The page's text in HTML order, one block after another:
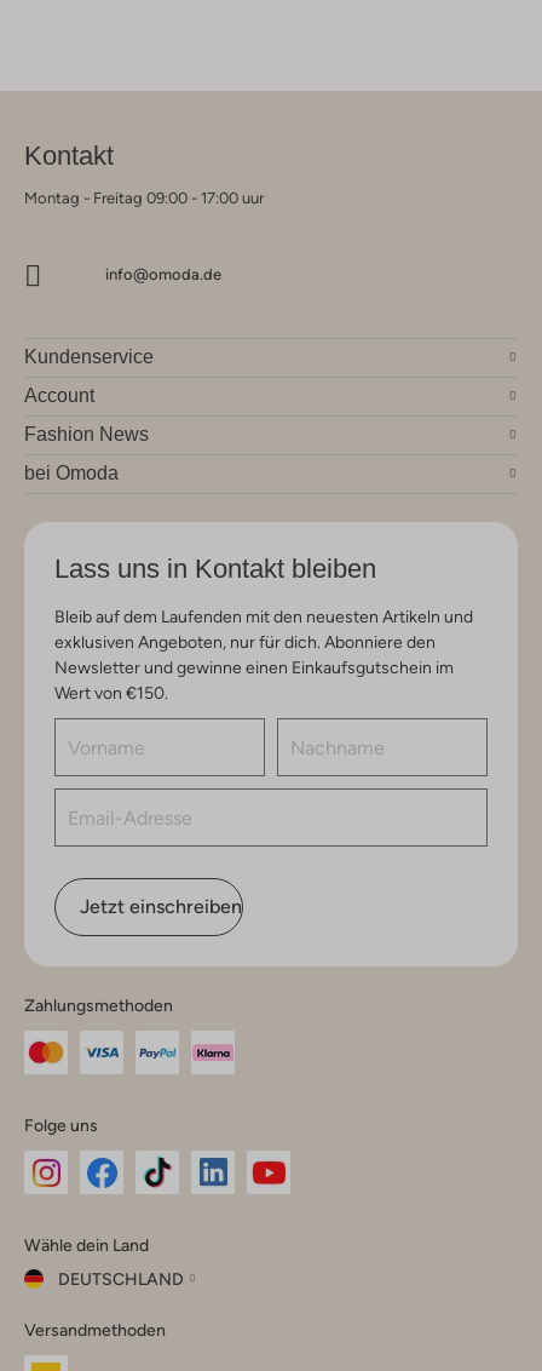
Kontakt
Montag - Freitag 09:00 - 17:00 uur
info@omoda.de
Kundenservice
Account
Fashion News
bei Omoda
Lass uns in Kontakt bleiben
Bleib auf dem Laufenden mit den neuesten Artikeln und
exklusiven Angeboten, nur für dich. Abonniere den
Newsletter und gewinne einen Einkaufsgutschein im
Wert von €150.
Jetzt einschreiben
Zahlungsmethoden
Folge uns
Instagram
Facebook
TikTok
Wähle dein Land
DEUTSCHLAND
dein
Land
Versandmethoden